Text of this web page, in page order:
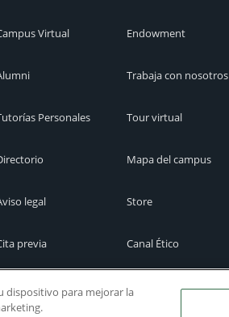
Virtual
Personales
legal
previa
Endowment
Trabaja con nosotros
Tour virtual
Mapa del campus
Store
Canal Ético
dispositivo para mejorar la